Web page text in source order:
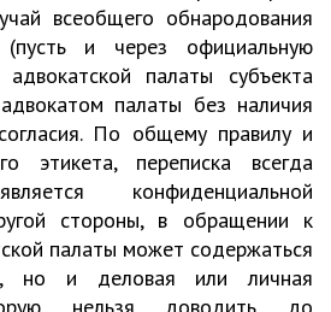
всеобщего обнародования
(пусть и через официальную
палаты субъекта
палаты без наличия
По общему правилу и
этикета, переписка всегда
конфиденциальной
стороны, в обращении к
палаты может содержаться
но и деловая или личная